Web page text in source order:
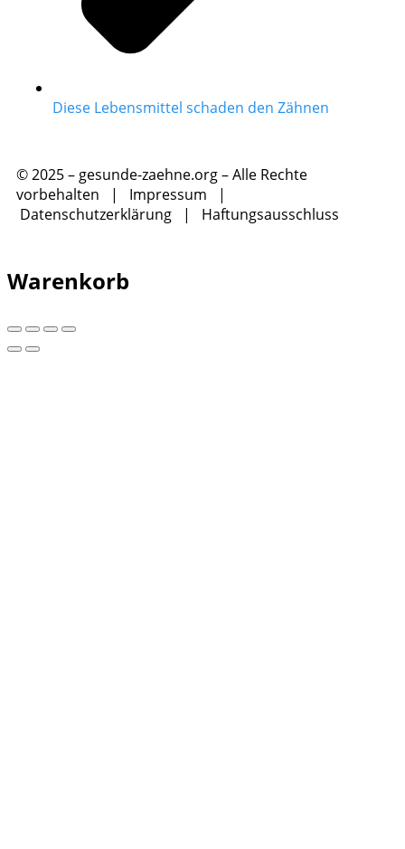
Diese Lebensmittel schaden den Zähnen
© 2025 – gesunde-zaehne.org – Alle Rechte
vorbehalten | Impressum |
Datenschutzerklärung | Haftungsausschluss
Warenkorb